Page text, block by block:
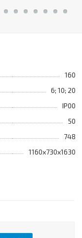
160
6; 10; 20
IP00
50
748
1160х730х1630